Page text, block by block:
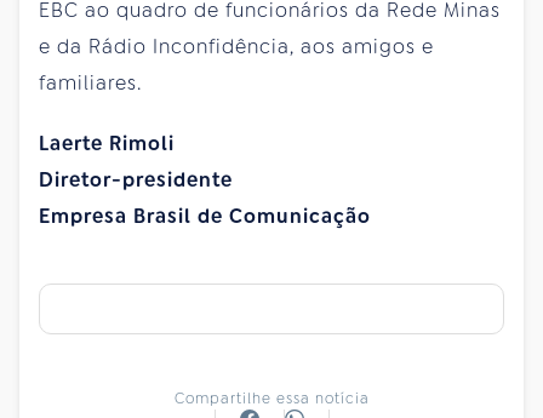
EBC ao quadro de funcionários da Rede Minas
e da Rádio Inconfidência, aos amigos e
familiares.
Laerte Rimoli
Diretor-presidente
Empresa Brasil de Comunicação
Compartilhe essa notícia